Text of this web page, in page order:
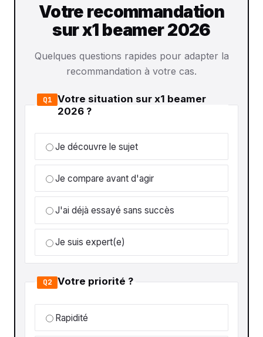
Votre recommandation
sur x1 beamer 2026
Quelques questions rapides pour adapter la
recommandation à votre cas.
Q1 Votre situation sur x1 beamer
2026 ?
Je découvre le sujet
Je compare avant d'agir
J'ai déjà essayé sans succès
Je suis expert(e)
Q2 Votre priorité ?
Rapidité